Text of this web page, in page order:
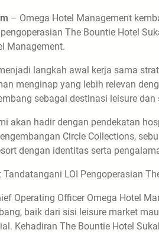
– Omega Hotel Management
The Bountie Hotel
Management.
langkah awal kerja sama
menginap yang lebih relevan
sebagai destinasi leisure dan
akan hadir dengan pendekatan
Circle Collections,
dengan identitas serta
LOI Pengoperasian
Operating Officer Omega Hotel
baik dari sisi leisure market
Kehadiran The Bountie Hotel